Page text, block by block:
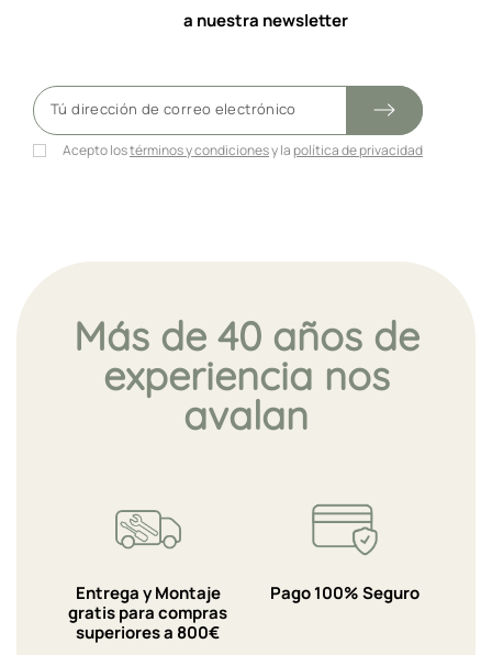
a nuestra newsletter
Acepto lostérminos y condicionesy la política de privacidad
Más de 40 años de
experiencia nos
avalan
Entrega y Montaje
gratis para compras
superiores a 800€
Pago 100% Seguro